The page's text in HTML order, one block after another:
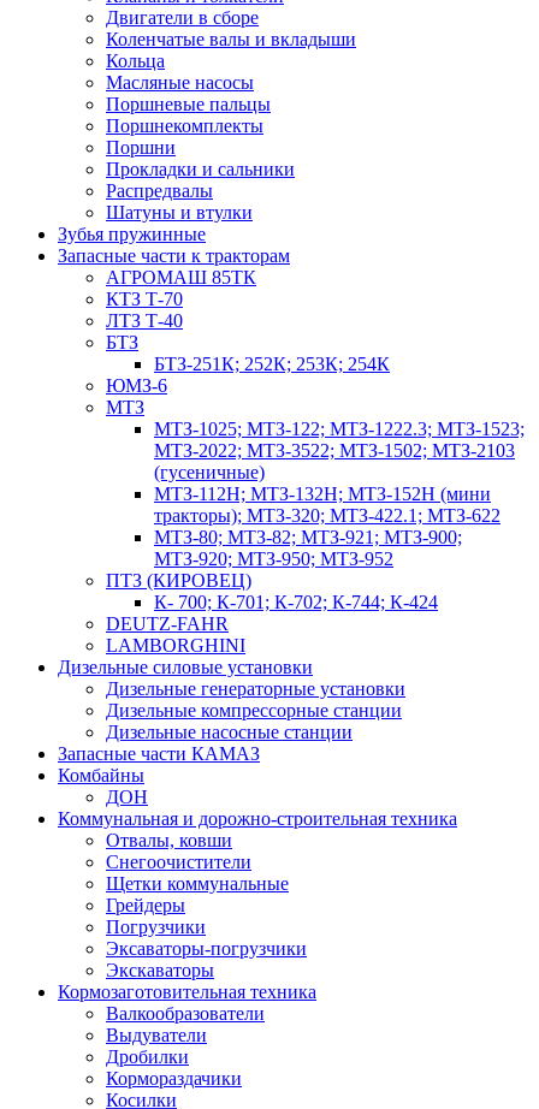
Двигатели в сборе
Коленчатые валы и вкладыши
Кольца
Масляные насосы
Поршневые пальцы
Поршнекомплекты
Поршни
Прокладки и сальники
Распредвалы
Шатуны и втулки
Зубья пружинные
Запасные части к тракторам
АГРОМАШ 85ТК
КТЗ Т-70
ЛТЗ Т-40
БТЗ
БТЗ-251К; 252К; 253К; 254К
ЮМЗ-6
МТЗ
МТЗ-1025; МТЗ-122; МТЗ-1222.3; МТЗ-1523;
МТЗ-2022; МТЗ-3522; МТЗ-1502; МТЗ-2103
(гусеничные)
МТЗ-112Н; МТЗ-132Н; МТЗ-152Н (мини
тракторы); МТЗ-320; МТЗ-422.1; МТЗ-622
МТЗ-80; МТЗ-82; МТЗ-921; МТЗ-900;
МТЗ-920; МТЗ-950; МТЗ-952
ПТЗ (КИРОВЕЦ)
К- 700; К-701; К-702; К-744; К-424
DEUTZ-FAHR
LAMBORGHINI
Дизельные силовые установки
Дизельные генераторные установки
Дизельные компрессорные станции
Дизельные насосные станции
Запасные части КАМАЗ
Комбайны
ДОН
Коммунальная и дорожно-строительная техника
Отвалы, ковши
Снегоочистители
Щетки коммунальные
Грейдеры
Погрузчики
Эксаваторы-погрузчики
Экскаваторы
Кормозаготовительная техника
Валкообразователи
Выдуватели
Дробилки
Кормораздачики
Косилки